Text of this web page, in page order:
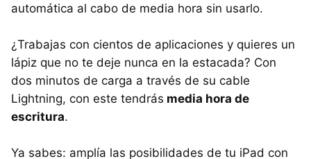
automática al cabo de media hora sin usarlo.
¿Trabajas con cientos de aplicaciones y quieres un
lápiz que no te deje nunca en la estacada? Con
dos minutos de carga a través de su cable
Lightning, con este tendrás media hora de
escritura.
Ya sabes: amplía las posibilidades de tu iPad con